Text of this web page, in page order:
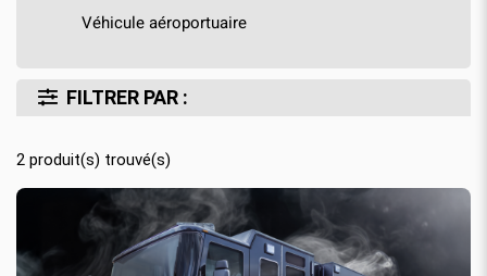
Véhicule aéroportuaire
FILTRER PAR :
2 produit(s) trouvé(s)